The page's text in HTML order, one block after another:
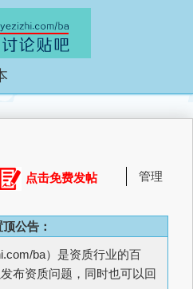
点击免费发帖 管理
顶公告：
ba）是资质行业的百
布资质问题，同时也可以回